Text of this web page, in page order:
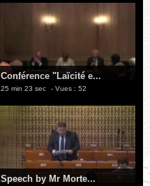
Conférence "Laïcité e...
25 min 23 sec - Vues : 52
Speech by Mr Morte...